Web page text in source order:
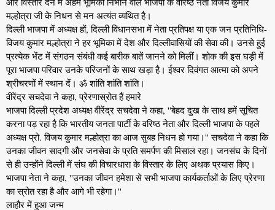
मल्होत्रा जी के निधन से मन अत्यंत व्यथित है।
दिल्ली भाजपा में अध्यक्ष हों, दिल्ली विधानसभा में नेता प्रतिपक्ष या एक जन प्रतिनिधि-
विजय कुमार मल्होत्रा ने हर भूमिका में देश और दिल्लीवासियों की सेवा की। उनसे हुई
प्रत्येक भेंट में संगठन संबंधी कई बारीक बातें जानने को मिलीं। शोक की इस घड़ी में
पूरा भाजपा परिवार उनके परिजनों के साथ खड़ा है। ईश्वर दिवंगत आत्मा को अपने
श्रीचरणों में स्थान दें। ॐ शांति शांति शांति।
वीरेंद्र सचदेवा ने कहा, प्रेरणास्रोत हैं हमारे
भाजपा दिल्ली प्रदेश अध्यक्ष वीरेंद्र सचदेवा ने कहा, ''बेहद दुख के साथ हमें सूचित
करना पड़ रहा है कि भारतीय जनता पार्टी के वरिष्ठ नेता और दिल्ली भाजपा के पहले
अध्यक्ष प्रो. विजय कुमार मल्होत्रा ​​का आज सुबह निधन हो गया।'' सचदेवा ने कहा कि
उनका जीवन सादगी और जनसेवा के प्रति समर्पण की मिसाल रहा। जनसंघ के दिनों
से ही उन्होंने दिल्ली में संघ की विचारधारा के विस्तार के लिए अथक प्रयास किए।
भाजपा नेता ने कहा, ''उनका जीवन हमेशा से सभी भाजपा कार्यकर्ताओं के लिए प्रेरणा
का स्रोत रहा है और आगे भी रहेगा।''
लाहौर में हुआ जन्म